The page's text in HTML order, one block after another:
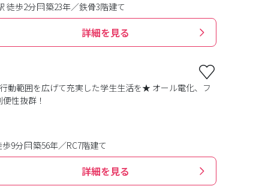
徒歩2分 築23年／鉄骨3階建て
詳細を見る
範囲を広げて充実した学生生活を★ オール電化、フ
性抜群！
9分 築56年／RC7階建て
詳細を見る